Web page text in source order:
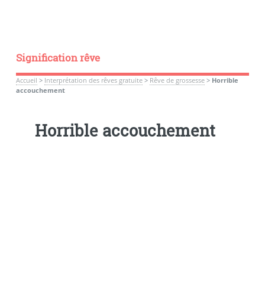
Signification rêve
Accueil > Interprétation des rêves gratuite> Rêve de grossesse> Horrible
accouchement
Horrible accouchement